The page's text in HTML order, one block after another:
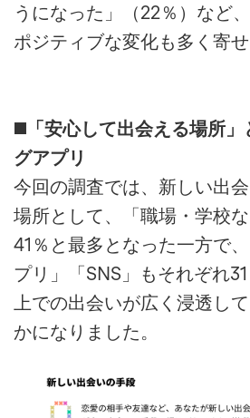
うになった」（22％）など
ポジティブな変化も多く寄せ
◼️「安心して出会える場所」
グアプリ
今回の調査では、新しい出
場所として、「職場・学校
41％と最多となった一方で
プリ」「SNS」もそれぞれ
上での出会いが広く浸透し
かになりました。